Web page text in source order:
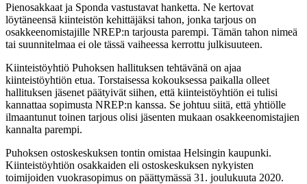
Pienosakkaat ja Sponda vastustavat hanketta. Ne kertovat
löytäneensä kiinteistön kehittäjäksi tahon, jonka tarjous on
osakkeenomistajille NREP:n tarjousta parempi. Tämän tahon nimeä
tai suunnitelmaa ei ole tässä vaiheessa kerrottu julkisuuteen.
Kiinteistöyhtiö Puhoksen hallituksen tehtävänä on ajaa
kiinteistöyhtiön etua. Torstaisessa kokouksessa paikalla olleet
hallituksen jäsenet päätyivät siihen, että kiinteistöyhtiön ei tulisi
kannattaa sopimusta NREP:n kanssa. Se johtuu siitä, että yhtiölle
ilmaantunut toinen tarjous olisi jäsenten mukaan osakkeenomistajien
kannalta parempi.
Puhoksen ostoskeskuksen tontin omistaa Helsingin kaupunki.
Kiinteistöyhtiön osakkaiden eli ostoskeskuksen nykyisten
toimijoiden vuokrasopimus on päättymässä 31. joulukuuta 2020.